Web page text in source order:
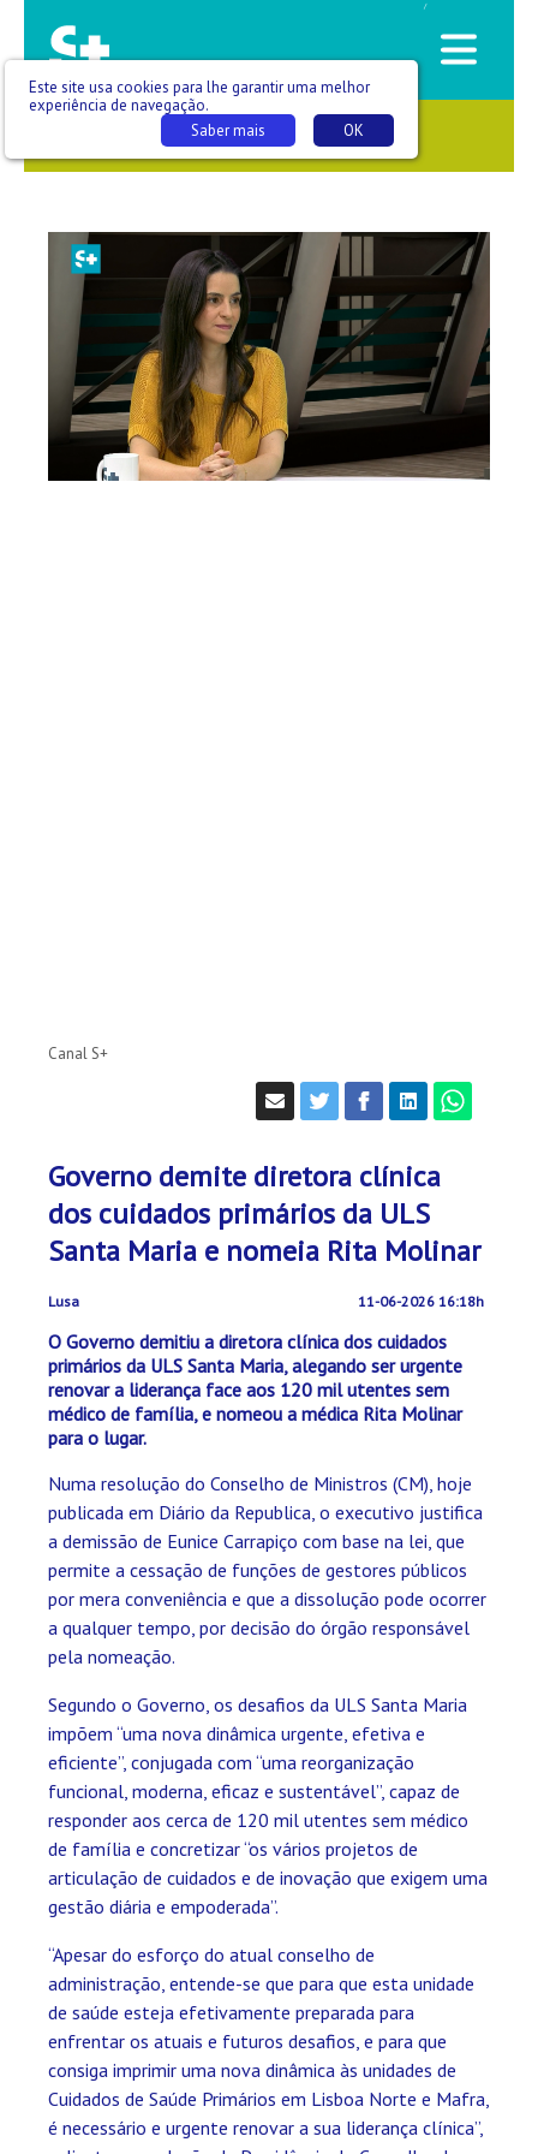
/
SAÚDE QUE SE VÊ
Canal S+
Governo demite diretora clínica
dos cuidados primários da ULS
Santa Maria e nomeia Rita Molinar
Lusa 11-06-2026 16:18h
O Governo demitiu a diretora clínica dos cuidados
primários da ULS Santa Maria, alegando ser urgente
renovar a liderança face aos 120 mil utentes sem
médico de família, e nomeou a médica Rita Molinar
para o lugar.
Numa resolução do Conselho de Ministros (CM), hoje
publicada em Diário da Republica, o executivo justifica
a demissão de Eunice Carrapiço com base na lei, que
permite a cessação de funções de gestores públicos
por mera conveniência e que a dissolução pode ocorrer
a qualquer tempo, por decisão do órgão responsável
pela nomeação.
Segundo o Governo, os desafios da ULS Santa Maria
impõem “uma nova dinâmica urgente, efetiva e
eficiente”, conjugada com “uma reorganização
funcional, moderna, eficaz e sustentável”, capaz de
responder aos cerca de 120 mil utentes sem médico
de família e concretizar “os vários projetos de
articulação de cuidados e de inovação que exigem uma
gestão diária e empoderada”.
“Apesar do esforço do atual conselho de
administração, entende-se que para que esta unidade
de saúde esteja efetivamente preparada para
enfrentar os atuais e futuros desafios, e para que
consiga imprimir uma nova dinâmica às unidades de
Cuidados de Saúde Primários em Lisboa Norte e Mafra,
é necessário e urgente renovar a sua liderança clínica”,
Este site usa cookies para lhe garantir uma melhor
experiência de navegação.
OK
Saber mais